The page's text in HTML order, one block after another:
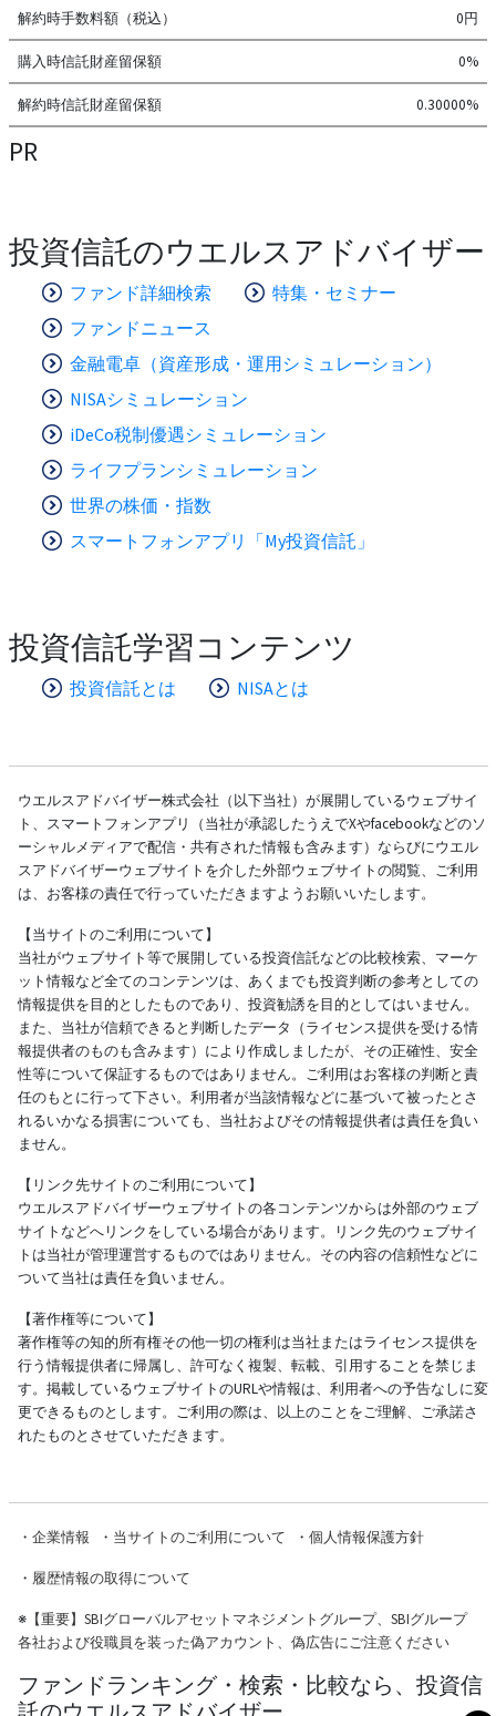
解約時手数料額（税込） 0円
購入時信託財産留保額 0%
解約時信託財産留保額 0.30000%
PR
投資信託のウエルスアドバイザー
ファンド詳細検索
特集・セミナー
ファンドニュース
金融電卓（資産形成・運用シミュレーション）
NISAシミュレーション
iDeCo税制優遇シミュレーション
ライフプランシミュレーション
世界の株価・指数
スマートフォンアプリ「My投資信託」
投資信託学習コンテンツ
投資信託とは NISAとは
ウエルスアドバイザー株式会社（以下当社）が展開しているウェブサイ
ト、スマートフォンアプリ（当社が承認したうえでXやfacebookなどのソ
ーシャルメディアで配信・共有された情報も含みます）ならびにウエル
スアドバイザーウェブサイトを介した外部ウェブサイトの閲覧、ご利用
は、お客様の責任で行っていただきますようお願いいたします。
【当サイトのご利用について】
当社がウェブサイト等で展開している投資信託などの比較検索、マーケ
ット情報など全てのコンテンツは、あくまでも投資判断の参考としての
情報提供を目的としたものであり、投資勧誘を目的としてはいません。
また、当社が信頼できると判断したデータ（ライセンス提供を受ける情
報提供者のものも含みます）により作成しましたが、その正確性、安全
性等について保証するものではありません。ご利用はお客様の判断と責
任のもとに行って下さい。利用者が当該情報などに基づいて被ったとさ
れるいかなる損害についても、当社およびその情報提供者は責任を負い
ません。
【リンク先サイトのご利用について】
ウエルスアドバイザーウェブサイトの各コンテンツからは外部のウェブ
サイトなどへリンクをしている場合があります。リンク先のウェブサイ
トは当社が管理運営するものではありません。その内容の信頼性などに
ついて当社は責任を負いません。
【著作権等について】
著作権等の知的所有権その他一切の権利は当社またはライセンス提供を
行う情報提供者に帰属し、許可なく複製、転載、引用することを禁じま
す。掲載しているウェブサイトのURLや情報は、利用者への予告なしに変
更できるものとします。ご利用の際は、以上のことをご理解、ご承諾さ
れたものとさせていただきます。
・ 企業情報 ・ 当サイトのご利用について ・ 個人情報保護方針
・ 履歴情報の取得について
※【重要】SBIグローバルアセットマネジメントグループ、SBIグループ
各社および役職員を装った偽アカウント、偽広告にご注意ください
ファンドランキング・検索・比較なら、投資信